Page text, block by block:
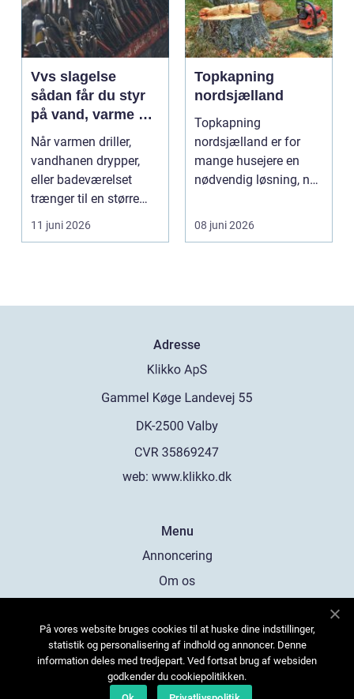
Vvs slagelse
sådan får du styr
på vand, varme og
energi i din bolig
Når varmen driller,
vandhanen drypper,
eller badeværelset
trænger til en større
renovering, er en dy...
11 juni 2026
Topkapning
nordsjælland
Topkapning
nordsjælland er for
mange husejere en
nødvendig løsning, når
mørke, ut...
08 juni 2026
Adresse
web: www.klikko.dk
Menu
Annoncering
Om os
Kontakt os
Sitemap
På vores website bruges cookies til at huske dine indstillinger,
statistik og personalisering af indhold og annoncer. Denne
information deles med tredjepart. Ved fortsat brug af websiden
godkender du cookiepolitikken.